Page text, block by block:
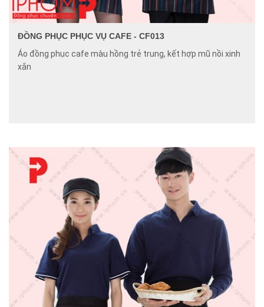
ĐỒNG PHỤC PHỤC VỤ CAFE - CF013
Áo đồng phục cafe màu hồng trẻ trung, kết hợp mũ nồi xinh
xắn